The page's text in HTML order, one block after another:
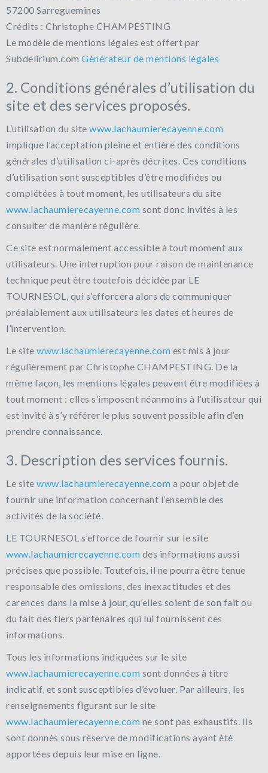
57200 Sarreguemines
Crédits : Christophe CHAMPESTING
Le modèle de mentions légales est offert par
Subdelirium.com Générateur de mentions légales
2. Conditions générales d’utilisation du
site et des services proposés.
L’utilisation du site www.lachaumierecayenne.com
implique l’acceptation pleine et entière des conditions
générales d’utilisation ci-après décrites. Ces conditions
d’utilisation sont susceptibles d’être modifiées ou
complétées à tout moment, les utilisateurs du site
www.lachaumierecayenne.com sont donc invités à les
consulter de manière régulière.
Ce site est normalement accessible à tout moment aux
utilisateurs. Une interruption pour raison de maintenance
technique peut être toutefois décidée par LE
TOURNESOL, qui s’efforcera alors de communiquer
préalablement aux utilisateurs les dates et heures de
l’intervention.
Le site www.lachaumierecayenne.com est mis à jour
régulièrement par Christophe CHAMPESTING. De la
même façon, les mentions légales peuvent être modifiées à
tout moment : elles s’imposent néanmoins à l’utilisateur qui
est invité à s’y référer le plus souvent possible afin d’en
prendre connaissance.
3. Description des services fournis.
Le site www.lachaumierecayenne.com a pour objet de
fournir une information concernant l’ensemble des
activités de la société.
LE TOURNESOL s’efforce de fournir sur le site
www.lachaumierecayenne.com des informations aussi
précises que possible. Toutefois, il ne pourra être tenue
responsable des omissions, des inexactitudes et des
carences dans la mise à jour, qu’elles soient de son fait ou
du fait des tiers partenaires qui lui fournissent ces
informations.
Tous les informations indiquées sur le site
www.lachaumierecayenne.com sont données à titre
indicatif, et sont susceptibles d’évoluer. Par ailleurs, les
renseignements figurant sur le site
www.lachaumierecayenne.com ne sont pas exhaustifs. Ils
sont donnés sous réserve de modifications ayant été
apportées depuis leur mise en ligne.